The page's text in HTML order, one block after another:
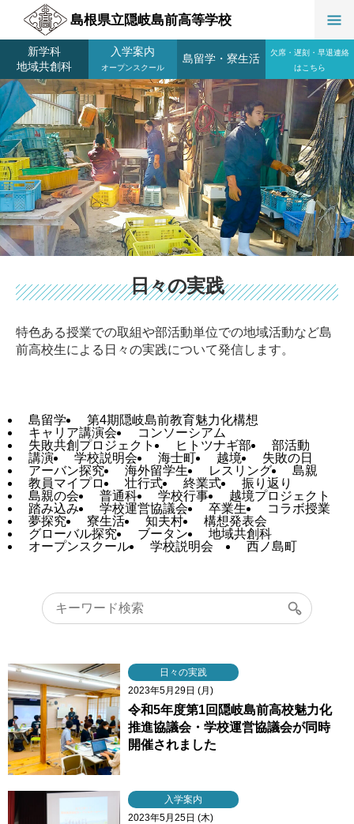
島根県立隠岐島前高等学校
新学科
地域共創科
入学案内
オープンスクール
島留学 ・ 寮生活
欠席・遅刻・早退連絡
はこちら
日々の実践
特色ある授業での取組や部活動単位での地域活動など島
前高校生による日々の実践について発信します。
島留学
第4期隠岐島前教育魅力化構想
キャリア講演会
コンソーシアム
失敗共創プロジェクト
ヒトツナギ部
部活動
講演
学校説明会 海士町 越境
失敗の日
アーバン探究
海外留学生 レスリング
島親
教員マイプロ
壮行式 終業式
振り返り
島親の会
普通科 学校行事
越境プロジェクト
踏み込み
学校運営協議会 卒業生
コラボ授業
夢探究
寮生活 知夫村
構想発表会
グローバル探究
ブータン
地域共創科
オープンスクール
学校説明会 西ノ島町
Search
for:
日々の実践
2023年5月29日 (月)
令和5年度第1回隠岐島前高校魅力化
推進協議会・学校運営協議会が同時
開催されました
入学案内
2023年5月25日 (木)